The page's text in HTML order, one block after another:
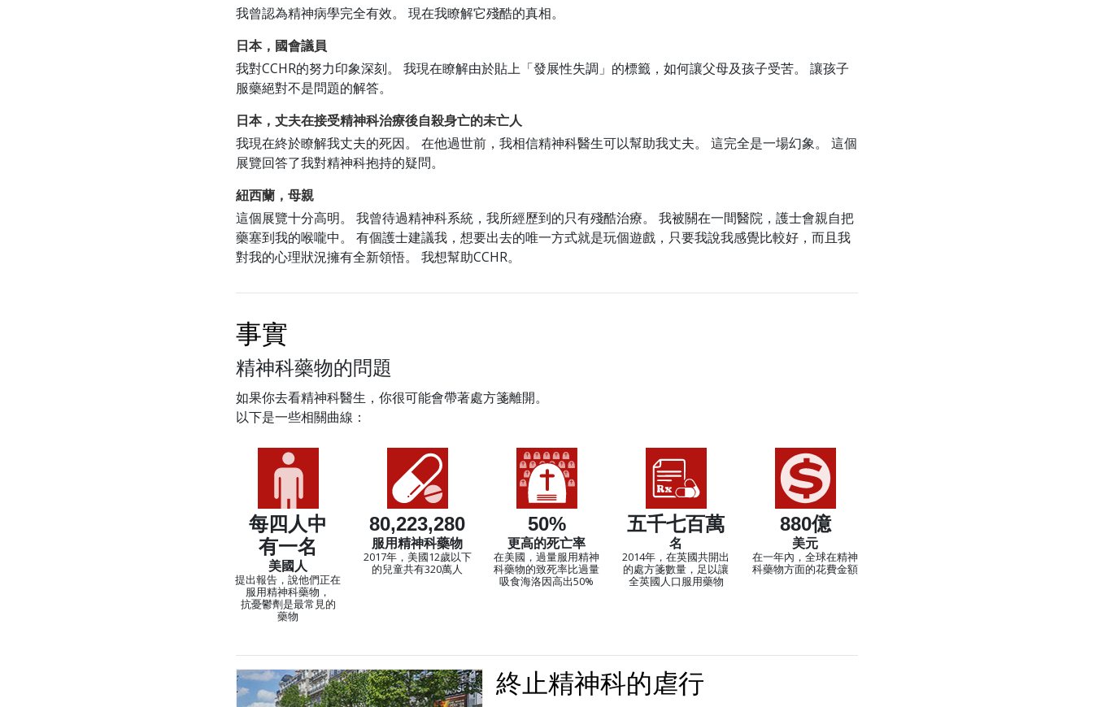
我曾認為精神病學完全有效。 現在我瞭解它殘酷的真相。
日本，國會議員
我對CCHR的努力印象深刻。 我現在瞭解由於貼上「發展性失調」的標籤，如何讓父母及孩子受苦。 讓孩子
服藥絕對不是問題的解答。
日本，丈夫在接受精神科治療後自殺身亡的未亡人
我現在終於瞭解我丈夫的死因。 在他過世前，我相信精神科醫生可以幫助我丈夫。 這完全是一場幻象。 這個
展覽回答了我對精神科抱持的疑問。
紐西蘭，母親
這個展覽十分高明。 我曾待過精神科系統，我所經歷到的只有殘酷治療。 我被關在一間醫院，護士會親自把
藥塞到我的喉嚨中。 有個護士建議我，想要出去的唯一方式就是玩個遊戲，只要我說我感覺比較好，而且我
對我的心理狀況擁有全新領悟。 我想幫助CCHR。
事實
精神科藥物的問題
如果你去看精神科醫生，你很可能會帶著處方箋離開。
以下是一些相關曲線：
每四人中
有一名
美國人
提出報告，說他們正在
服用精神科藥物，
抗憂鬱劑是最常見的
藥物
80,223,280
服用精神科藥物
2017年，美國12歲以下
的兒童共有320萬人
50%
更高的死亡率
在美國，過量服用精神
科藥物的致死率比過量
吸食海洛因高出50%
五千七百萬
名
2014年，在英國共開出
的處方箋數量，足以讓
全英國人口服用藥物
880億
美元
在一年內，全球在精神
科藥物方面的花費金額
終止精神科的虐行